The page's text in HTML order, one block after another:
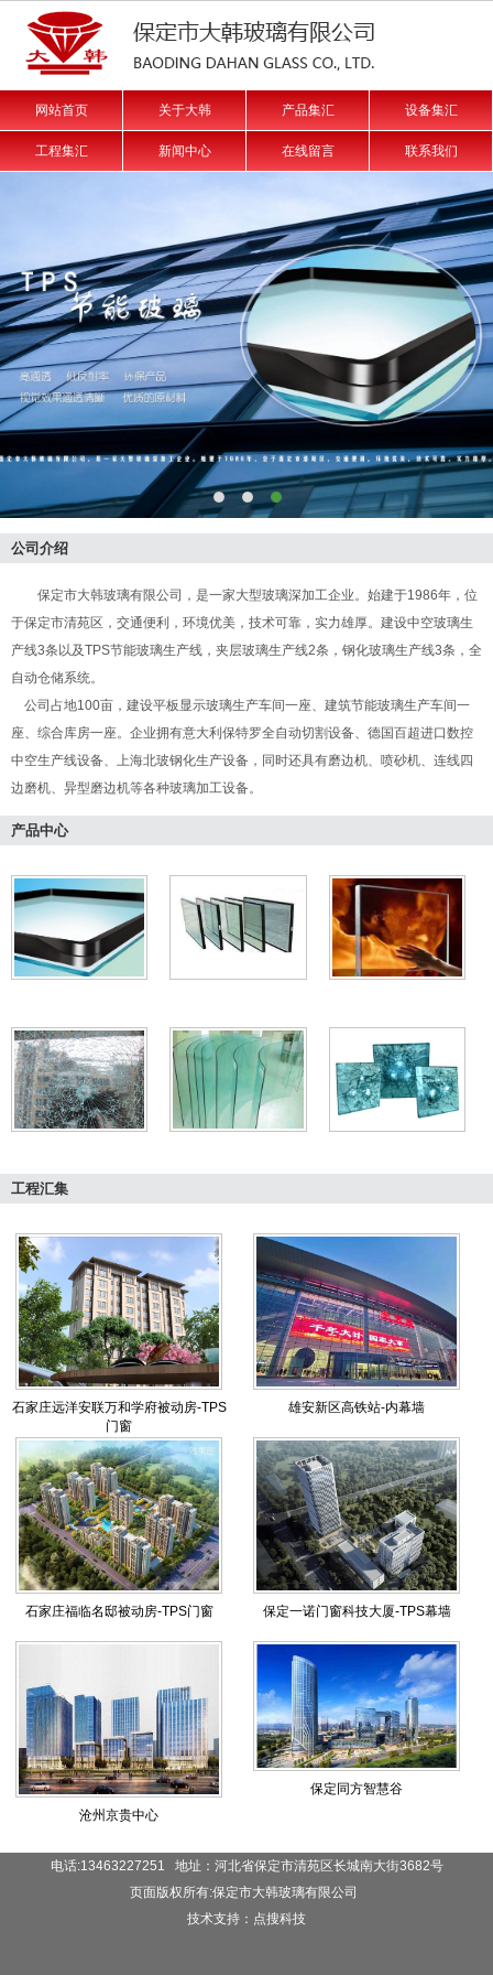
网站首页 关于大韩 产品集汇 设备集汇
工程集汇 新闻中心 在线留言 联系我们
公司介绍
保定市大韩玻璃有限公司，是一家大型玻璃深加工企业。始建于1986年，位
于保定市清苑区，交通便利，环境优美，技术可靠，实力雄厚。建设中空玻璃生
产线3条以及TPS节能玻璃生产线，夹层玻璃生产线2条，钢化玻璃生产线3条，全
自动仓储系统。
公司占地100亩，建设平板显示玻璃生产车间一座、建筑节能玻璃生产车间一
座、综合库房一座。企业拥有意大利保特罗全自动切割设备、德国百超进口数控
中空生产线设备、上海北玻钢化生产设备，同时还具有磨边机、喷砂机、连线四
边磨机、异型磨边机等各种玻璃加工设备。
产品中心
工程汇集
石家庄远洋安联万和学府被动房-TPS
门窗
雄安新区高铁站-内幕墙
石家庄福临名邸被动房-TPS门窗 保定一诺门窗科技大厦-TPS幕墙
沧州京贵中心
保定同方智慧谷
电话:13463227251 地址：河北省保定市清苑区长城南大街3682号
页面版权所有:保定市大韩玻璃有限公司
技术支持：点搜科技